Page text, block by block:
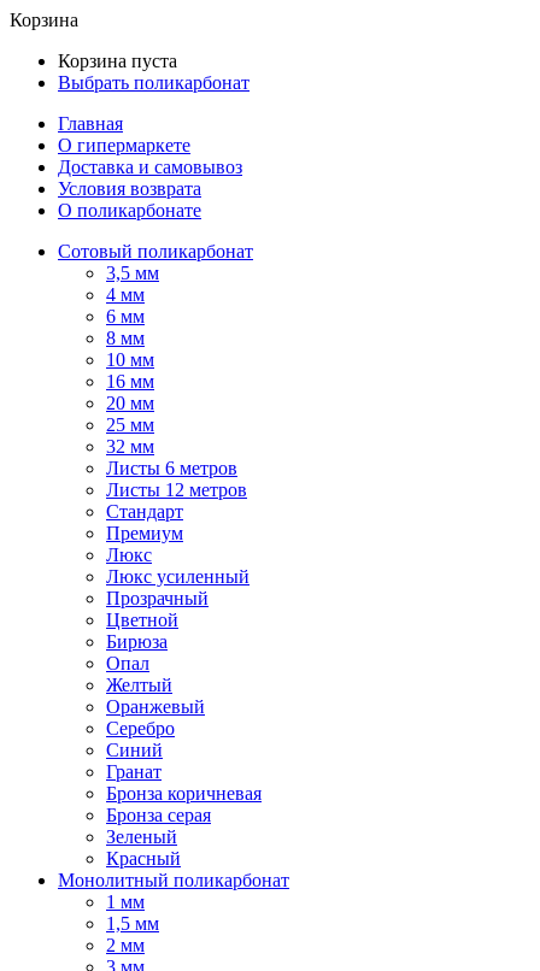
Корзина
Корзина пуста
Выбрать поликарбонат
Главная
О гипермаркете
Доставка и самовывоз
Условия возврата
О поликарбонате
Сотовый поликарбонат
3,5 мм
4 мм
6 мм
8 мм
10 мм
16 мм
20 мм
25 мм
32 мм
Листы 6 метров
Листы 12 метров
Стандарт
Премиум
Люкс
Люкс усиленный
Прозрачный
Цветной
Бирюза
Опал
Желтый
Оранжевый
Серебро
Синий
Гранат
Бронза коричневая
Бронза серая
Зеленый
Красный
Монолитный поликарбонат
1 мм
1,5 мм
2 мм
3 мм